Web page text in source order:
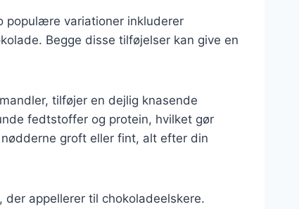
populære variationer inkluderer
Begge disse tilføjelser kan give en
tilføjer en dejlig knasende
fedtstoffer og protein, hvilket gør
groft eller fint, alt efter din
appellerer til chokoladeelskere.